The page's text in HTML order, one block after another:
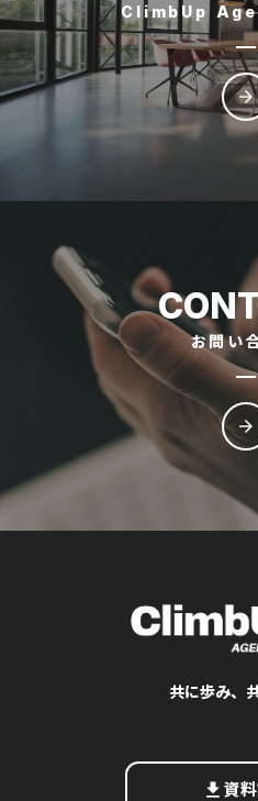
ClimbUp
arrow_forward
お問い
arrow_forward
共に歩み、
get_app 資